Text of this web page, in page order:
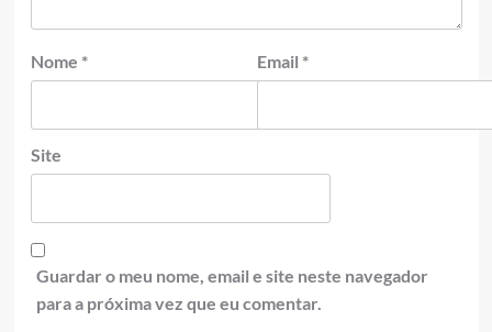
Nome * Email *
Site
Guardar o meu nome, email e site neste navegador
para a próxima vez que eu comentar.